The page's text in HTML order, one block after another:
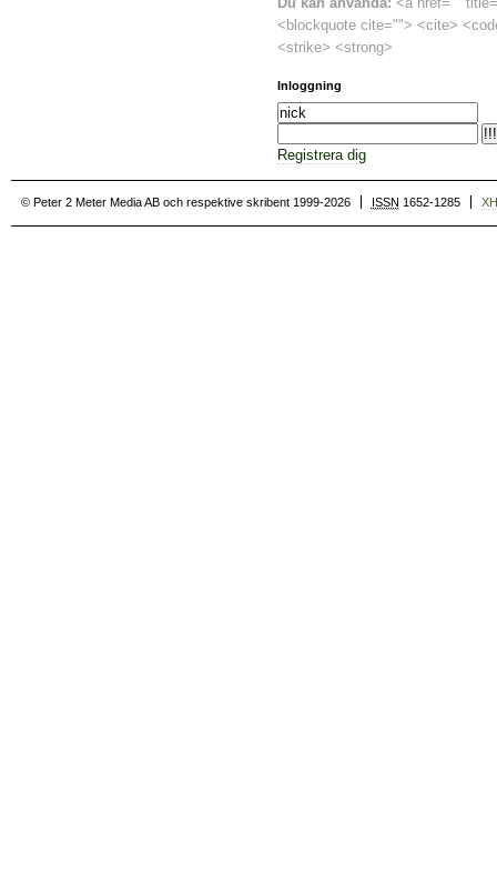
<blockquote cite=""> <cite>
<strike> <strong>
Inloggning
Registrera dig
© Peter 2 Meter Media AB och respektive skribent 1999-2026 ISSN 1652-1285